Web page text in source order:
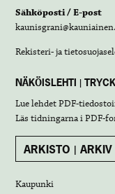
Sähköposti / E-post
Rekisteri- ja
NÄKÖISLEHTI |
Lue lehdetPDF-
Läs tidningarna iPDF-
ARKISTO | ARKIV
Kaupunki